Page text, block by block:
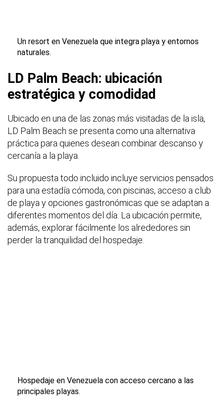
Un resort en Venezuela que integra playa y entornos
naturales.
LD Palm Beach: ubicación
estratégica y comodidad
Ubicado en una de las zonas más visitadas de la isla,
LD Palm Beach se presenta como una alternativa
práctica para quienes desean combinar descanso y
cercanía a la playa.
Su propuesta todo incluido incluye servicios pensados
para una estadía cómoda, con piscinas, acceso a club
de playa y opciones gastronómicas que se adaptan a
diferentes momentos del día. La ubicación permite,
además, explorar fácilmente los alrededores sin
perder la tranquilidad del hospedaje.
Hospedaje en Venezuela con acceso cercano a las
principales playas.